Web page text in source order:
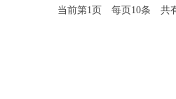
当前第1页 每页10条